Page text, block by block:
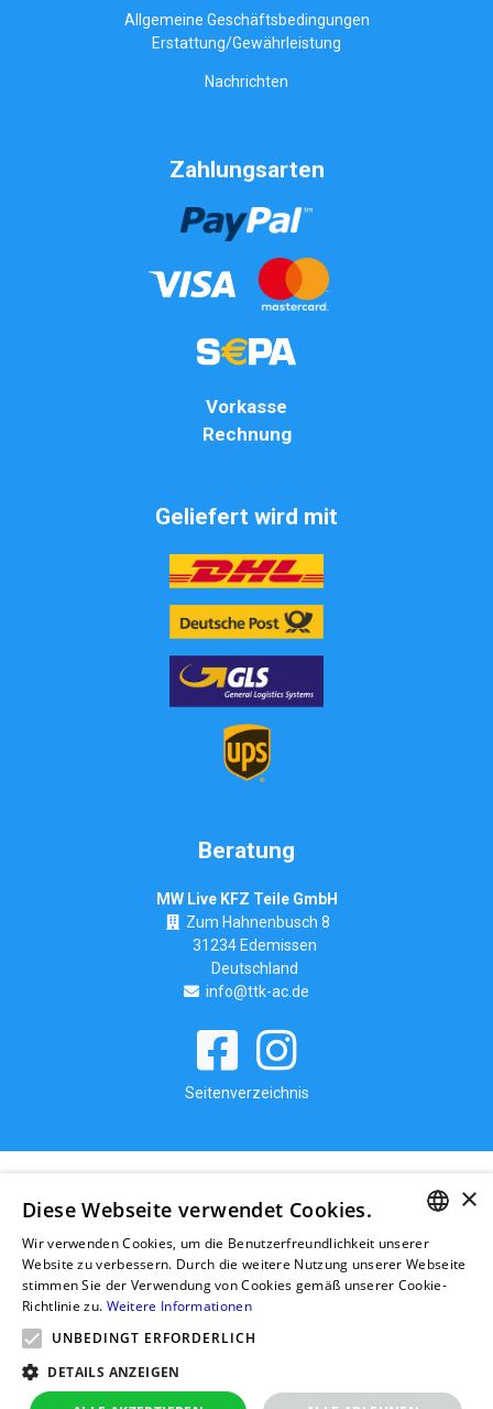
Allgemeine Geschäftsbedingungen
Erstattung/Gewährleistung
Nachrichten
Zahlungsarten
Vorkasse
Rechnung
Geliefert wird mit
Beratung
MW Live KFZ Teile GmbH
Zum Hahnenbusch 8
31234 Edemissen
Deutschland
info@ttk-ac.de
Seitenverzeichnis
GERMAN
RUSSIAN
×
Diese Webseite verwendet Cookies.
Wir verwenden Cookies, um die Benutzerfreundlichkeit unserer
Website zu verbessern. Durch die weitere Nutzung unserer Webseite
stimmen Sie der Verwendung von Cookies gemäß unserer Cookie-
Richtlinie zu. Weitere Informationen
UNBEDINGT ERFORDERLICH
DETAILS ANZEIGEN